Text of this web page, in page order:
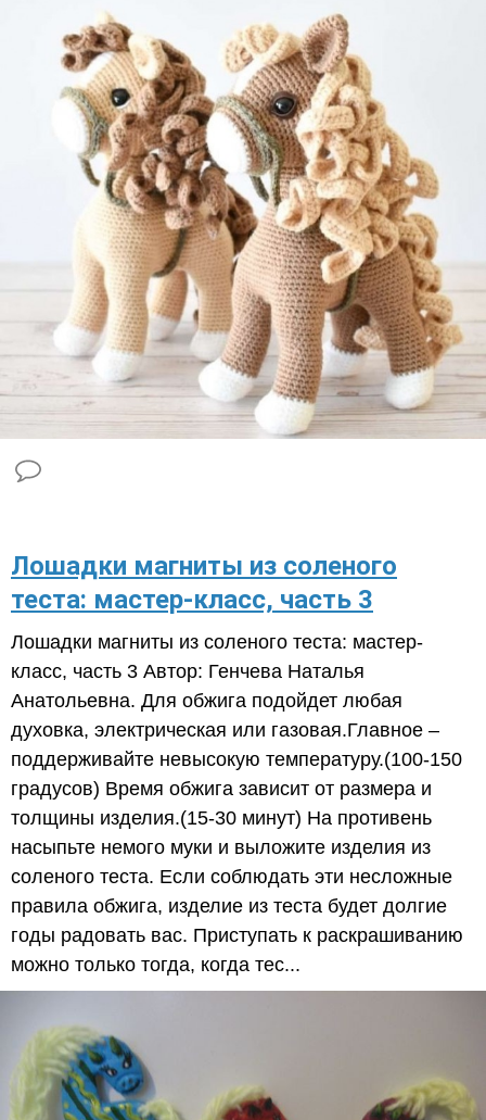
​Лошадки магниты из соленого
теста: мастер-класс, часть 3
Лошадки магниты из соленого теста: мастер-
класс, часть 3 Автор: Генчева Наталья
Анатольевна. Для обжига подойдет любая
духовка, электрическая или газовая.Главное –
поддерживайте невысокую температуру.(100-150
градусов) Время обжига зависит от размера и
толщины изделия.(15-30 минут) На противень
насыпьте немого муки и выложите изделия из
соленого теста. Если соблюдать эти несложные
правила обжига, изделие из теста будет долгие
годы радовать вас. Приступать к раскрашиванию
можно только тогда, когда тес...